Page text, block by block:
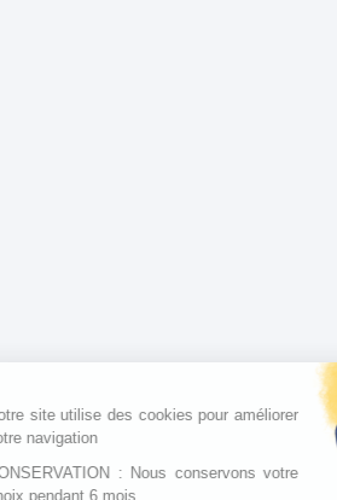
Notre site utilise des cookies pour améliorer
votre navigation
CONSERVATION : Nous conservons votre
choix pendant 6 mois.